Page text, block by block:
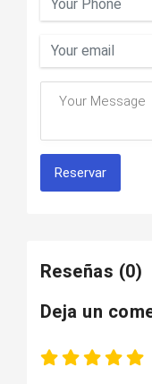
Reservar
Reseñas (0)
Deja un